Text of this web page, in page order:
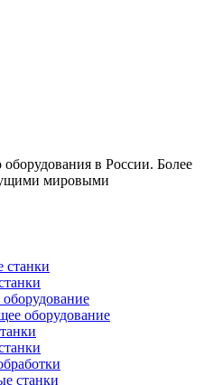
в России. Более
мировыми
станки
оборудование
станки